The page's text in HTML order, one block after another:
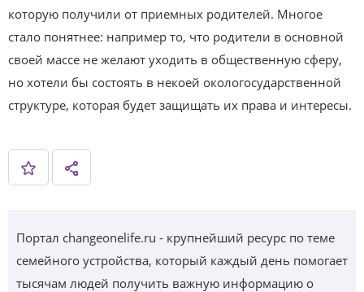
которую получили от приемных родителей. Многое
стало понятнее: например то, что родители в основной
своей массе не желают уходить в общественную сферу,
но хотели бы состоять в некоей окологосударственной
структуре, которая будет защищать их права и интересы.
Портал changeonelife.ru - крупнейший ресурс по теме
семейного устройства, который каждый день помогает
тысячам людей получить важную информацию о